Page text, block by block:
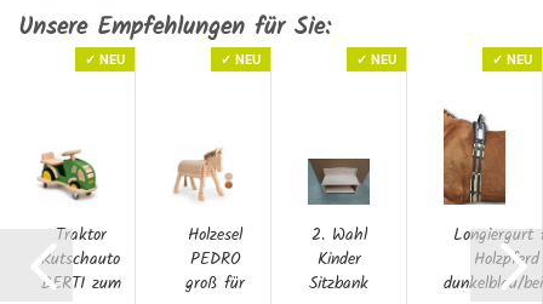
Unsere Empfehlungen für Sie:
✓ NEU
Traktor
Rutschauto
BERTI zum
✓ NEU
Holzesel
PEDRO
groß für
✓ NEU
2. Wahl
Kinder
Sitzbank
✓ NEU
Longiergurt
Holzpferd
dunkelblau/